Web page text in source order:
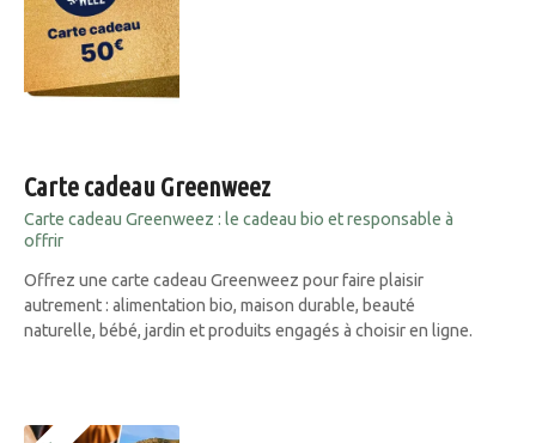
Carte cadeau Greenweez
Carte cadeau Greenweez : le cadeau bio et responsable à
offrir
Offrez une carte cadeau Greenweez pour faire plaisir
autrement : alimentation bio, maison durable, beauté
naturelle, bébé, jardin et produits engagés à choisir en ligne.